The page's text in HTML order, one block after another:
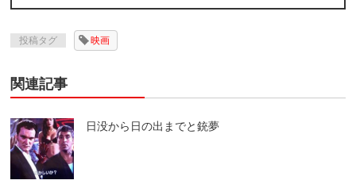
投稿タグ 映画
関連記事
日没から日の出までと銃夢